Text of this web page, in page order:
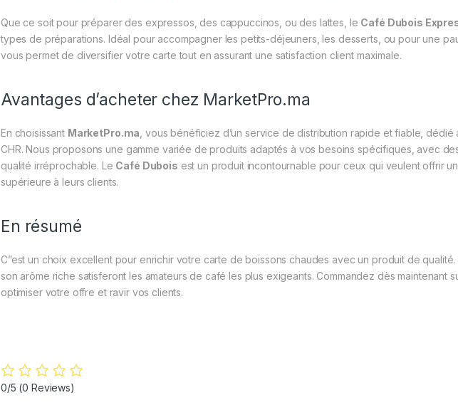
Que ce soit pour préparer des expressos, des cappuccinos, ou des lattes, le Café Dubois
types de préparations. Idéal pour accompagner les petits-déjeuners, les desserts, ou pour une
vous permet de diversifier votre carte tout en assurant une satisfaction client maximale.
Avantages d’acheter chez MarketPro.ma
En choisissant MarketPro.ma , vous bénéficiez d’un service de distribution rapide et fiable, dédié
CHR. Nous proposons une gamme variée de produits adaptés à vos besoins spécifiques, avec
qualité irréprochable. Le Café Dubois est un produit incontournable pour ceux qui veulent offrir
supérieure à leurs clients.
En résumé
C”est un choix excellent pour enrichir votre carte de boissons chaudes avec un produit de
son arôme riche satisferont les amateurs de café les plus exigeants. Commandez dès maintenant
optimiser votre offre et ravir vos clients.
0/5 (0 Reviews)